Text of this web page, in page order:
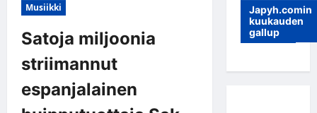
Musiikki
Satoja miljoonia
striimannut
espanjalainen
Japyh.comin
kuukauden
gallup